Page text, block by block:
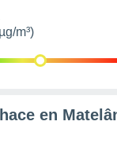
m³)
en